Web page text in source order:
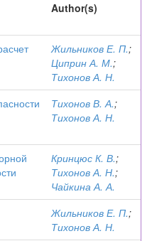
Author(s)
Жильников Е. П.;
Циприн А. М.;
Тихонов А. Н.
Тихонов В. А.;
Тихонов А. Н.
Кринцюс К. В.;
Тихонов А. Н.;
Чайкина А. А.
Жильников Е. П.;
Тихонов А. Н.